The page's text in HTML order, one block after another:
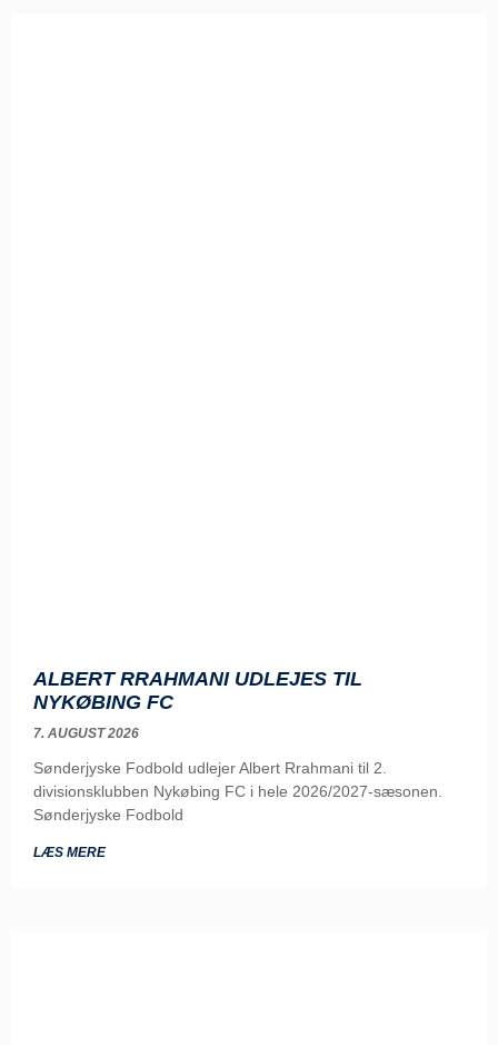
ALBERT RRAHMANI UDLEJES TIL
NYKØBING FC
7. AUGUST 2026
Sønderjyske Fodbold udlejer Albert Rrahmani til 2.
divisionsklubben Nykøbing FC i hele 2026/2027-sæsonen.
Sønderjyske Fodbold
LÆS MERE